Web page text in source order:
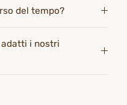
del tempo?
adatti i nostri